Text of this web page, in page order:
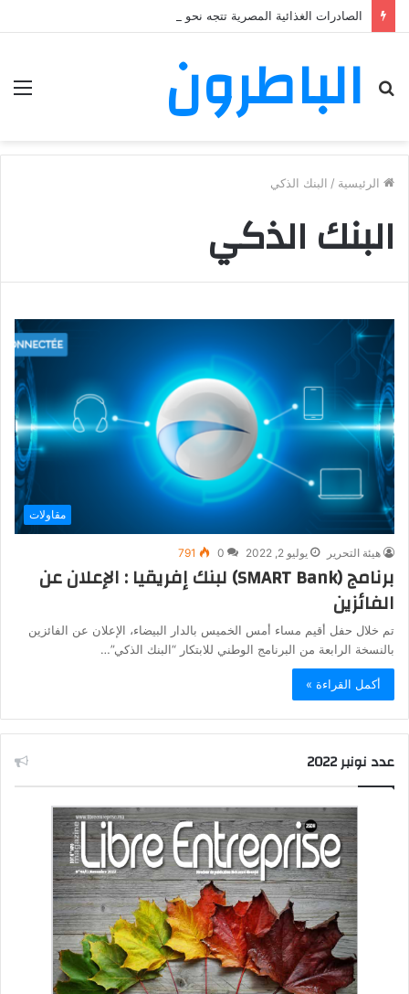
الصادرات الغذائية المصرية تتجه نحو المغرب في حملة توسع جديدة
الباطرون
الرئيسية / البنك الذكي
البنك الذكي
مقاولات
هيئة التحرير يوليو 2, 2022 0
791
برنامج (SMART Bank) لبنك إفريقيا : الإعلان عن
الفائزين
تم خلال حفل أقيم مساء أمس الخميس بالدار البيضاء، الإعلان عن الفائزين
بالنسخة الرابعة من البرنامج الوطني للابتكار “البنك الذكي”…
أكمل القراءة »
عدد نونبر 2022